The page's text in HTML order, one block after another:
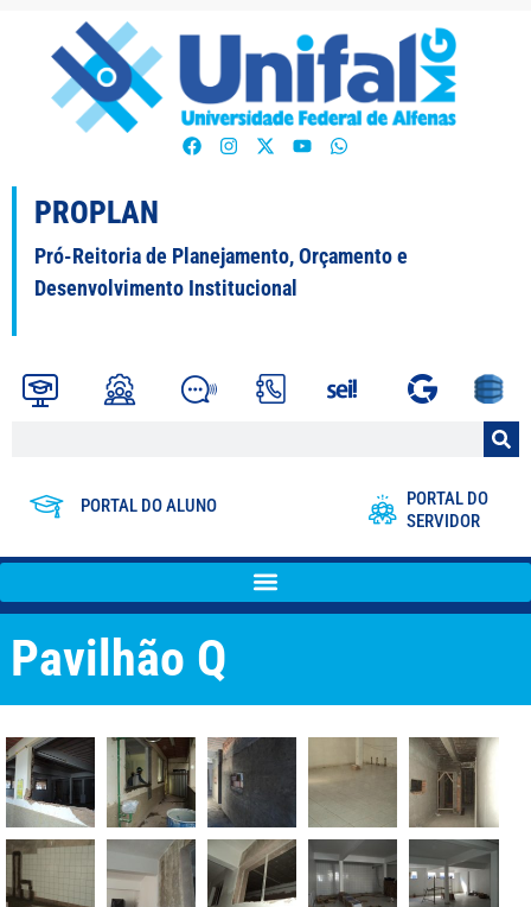
PROPLAN
Pró-Reitoria de Planejamento, Orçamento e
Desenvolvimento Institucional
PORTAL DO ALUNO
PORTAL DO
SERVIDOR
Pavilhão Q